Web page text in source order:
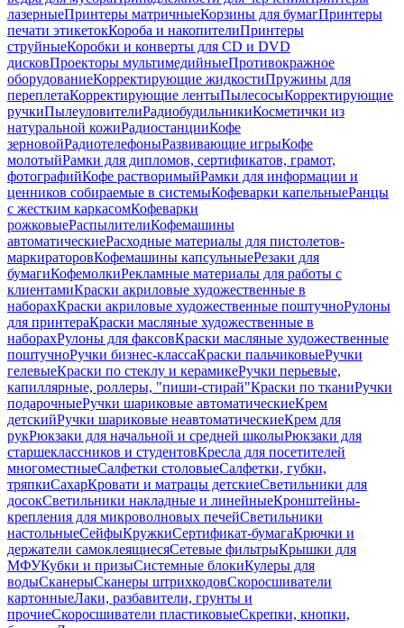
лазерныеПринтеры матричныеКорзины для бумагПринтеры
печати этикетокКороба и накопителиПринтеры
струйныеКоробки и конверты для CD и DVD
дисковПроекторы мультимедийныеПротивокражное
оборудованиеКорректирующие жидкостиПружины для
переплетаКорректирующие лентыПылесосыКорректирующие
ручкиПылеуловителиРадиобудильникиКосметички из
натуральной кожиРадиостанцииКофе
зерновойРадиотелефоныРазвивающие игрыКофе
молотыйРамки для дипломов, сертификатов, грамот,
фотографийКофе растворимыйРамки для информации и
ценников собираемые в системыКофеварки капельныеРанцы
с жестким каркасомКофеварки
рожковыеРаспылителиКофемашины
автоматическиеРасходные материалы для пистолетов-
маркираторовКофемашины капсульныеРезаки для
бумагиКофемолкиРекламные материалы для работы с
клиентамиКраски акриловые художественные в
наборахКраски акриловые художественные поштучноРулоны
для принтераКраски масляные художественные в
наборахРулоны для факсовКраски масляные художественные
поштучноРучки бизнес-классаКраски пальчиковыеРучки
гелевыеКраски по стеклу и керамикеРучки перьевые,
капиллярные, роллеры, "пиши-стирай"Краски по тканиРучки
подарочныеРучки шариковые автоматическиеКрем
детскийРучки шариковые неавтоматическиеКрем для
рукРюкзаки для начальной и средней школыРюкзаки для
старшеклассников и студентовКресла для посетителей
многоместныеСалфетки столовыеСалфетки, губки,
тряпкиСахарКровати и матрацы детскиеСветильники для
досокСветильники накладные и линейныеКронштейны-
крепления для микроволновых печейСветильники
настольныеСейфыКружкиСертификат-бумагаКрючки и
держатели самоклеящиесяСетевые фильтрыКрышки для
МФУКубки и призыСистемные блокиКулеры для
водыСканерыСканеры штрихкодовСкоросшиватели
картонныеЛаки, разбавители, грунты и
прочиеСкоросшиватели пластиковыеСкрепки, кнопки,